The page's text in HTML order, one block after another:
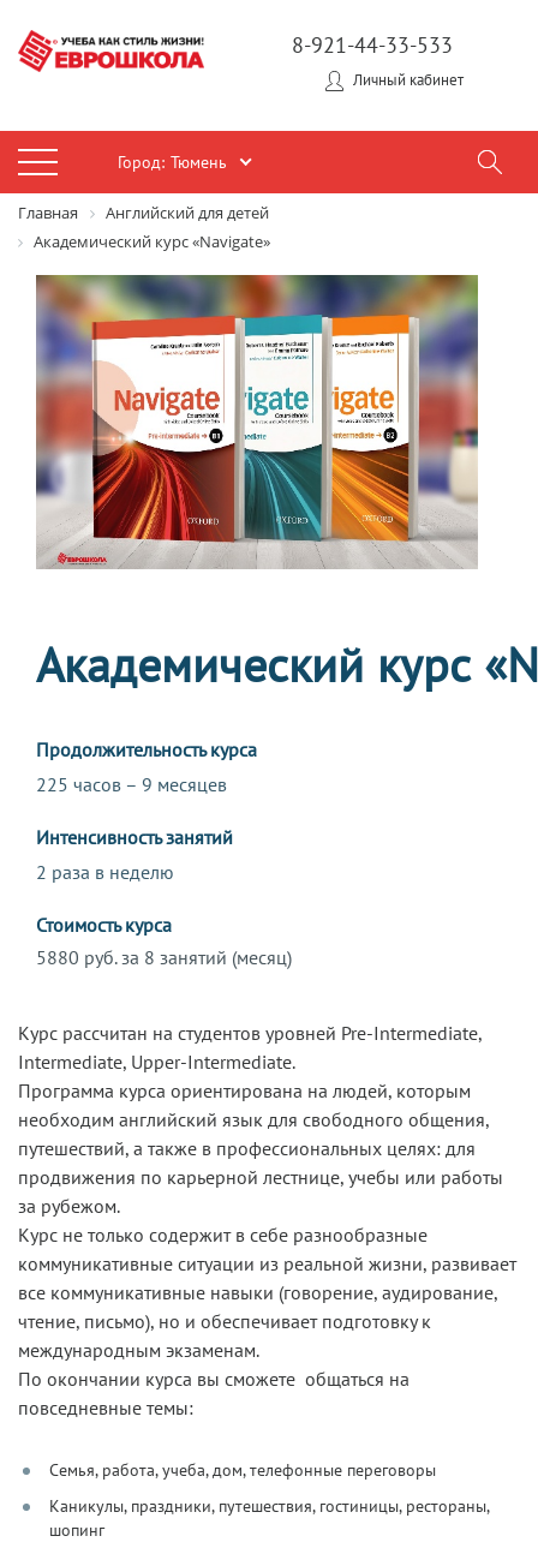
8-921-44-33-533
Личный кабинет
Город: Тюмень
Главная
Английский для детей
Академический курс «Navigate»
Академический курс
Продолжительность курса
225 часов – 9 месяцев
Интенсивность занятий
2 раза в неделю
Стоимость курса
5880 руб. за 8 занятий (месяц)
Курс рассчитан на студентов уровней Pre-Intermediate,
Intermediate, Upper-Intermediate.
Программа курса ориентирована на людей, которым
необходим английский язык для свободного общения,
путешествий, а также в профессиональных целях: для
продвижения по карьерной лестнице, учебы или работы
за рубежом.
Курс не только содержит в себе разнообразные
коммуникативные ситуации из реальной жизни, развивает
все коммуникативные навыки (говорение, аудирование,
чтение, письмо), но и обеспечивает подготовку к
международным экзаменам.
По окончании курса вы сможете общаться на
повседневные темы:
Семья, работа, учеба, дом, телефонные переговоры
Каникулы, праздники, путешествия, гостиницы, рестораны,
шопинг